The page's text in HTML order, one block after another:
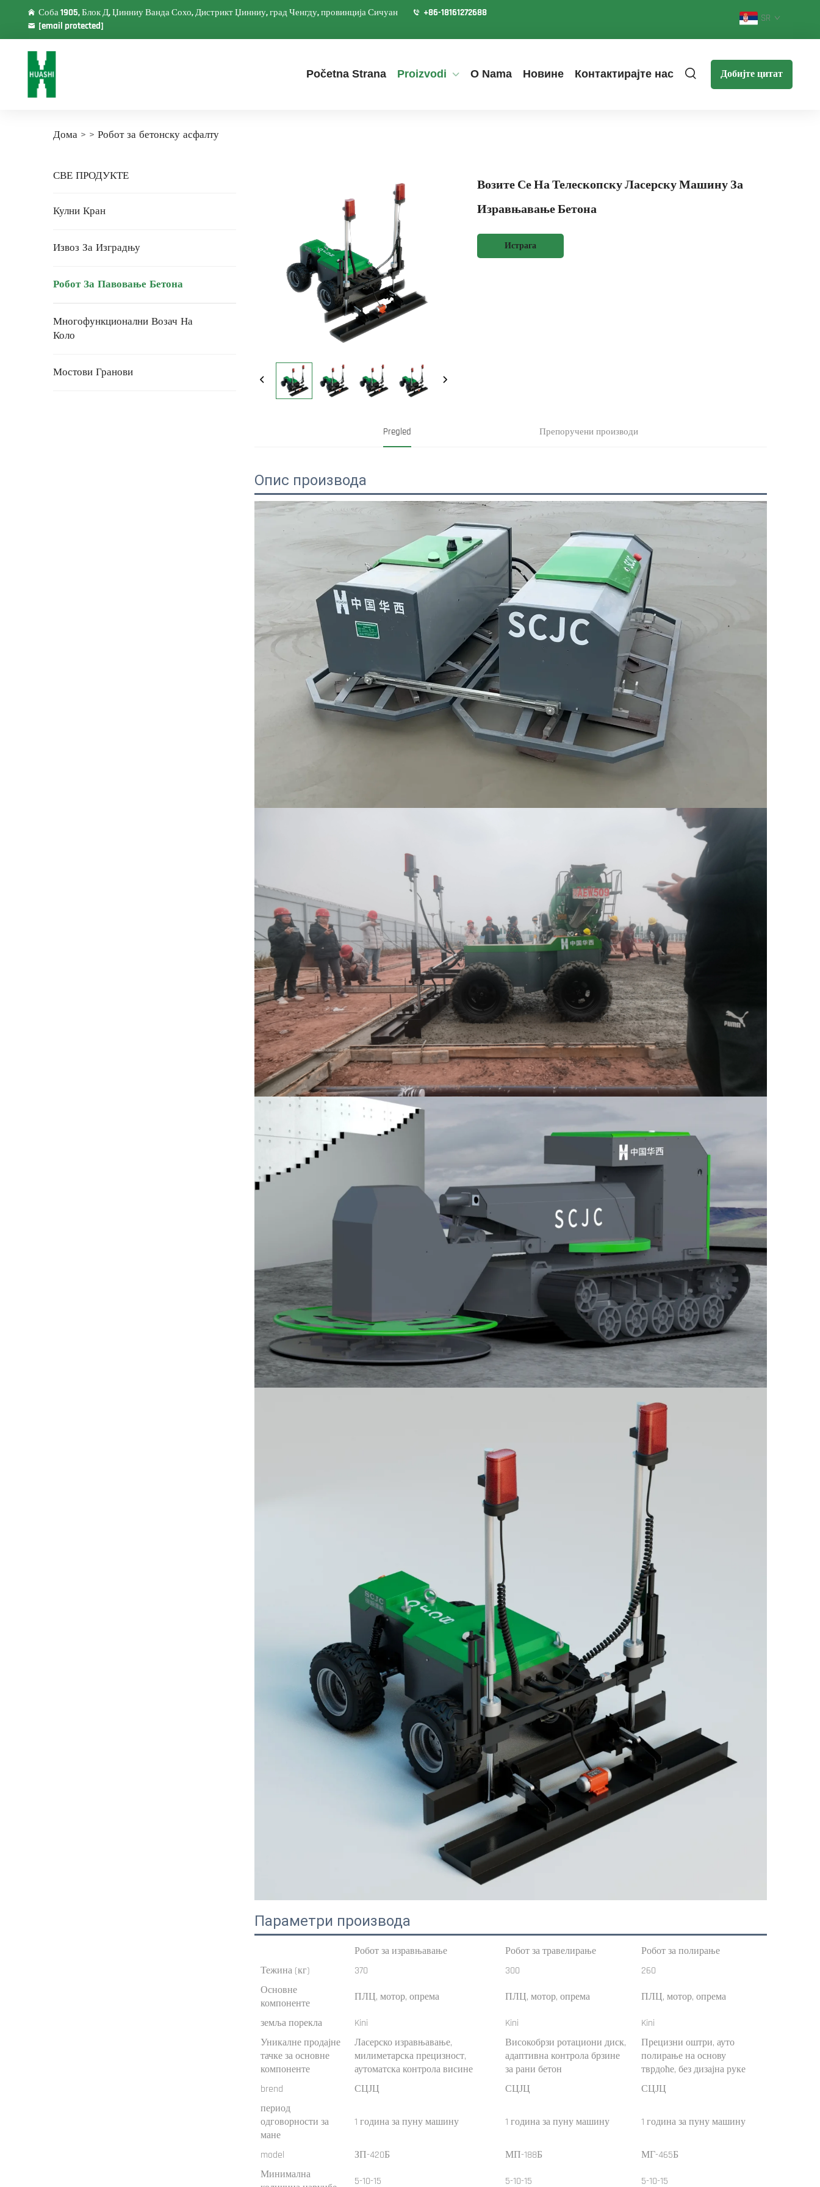
Соба 1905, Блок Д, Џинниу Ванда Сохо, Дистрикт Џинниу, град Ченгду, провинција Сичуан
+86-18161272688
[email protected]
SR
Početna Strana Proizvodi O Nama Новине Контактирајте нас Добијте цитат
Дома > > Робот за бетонску асфалту
СВЕ ПРОДУКТЕ
Кулни Кран
Извоз За Изградњу
Робот За Павовање Бетона
Многофункционални Возач На
Коло
Мостови Гранови
Возите Се На Телескопску Ласерску Машину За
Изравњавање Бетона
Истрага
Pregled Препоручени производи
Опис производа
Параметри производа
Робот за изравњавање Робот за травелирање
Робот за полирање
Тежина (кг)
370 300
260
Основне
компоненте
ПЛЦ, мотор, опрема ПЛЦ, мотор, опрема ПЛЦ, мотор, опрема
земља порекла Kini Kini
Kini
Уникалне продајне
тачке за основне
компоненте
Ласерско изравњавање,
милиметарска прецизност,
аутоматска контрола висине
Високобрзи ротациони диск,
адаптивна контрола брзине
за рани бетон
Прецизни оштри, ауто
полирање на основу
тврдоће, без дизајна руке
brend
СЦЈЦ СЦЈЦ
СЦЈЦ
период
одговорности за
мане
1 година за пуну машину 1 година за пуну машину 1 година за пуну машину
model ЗП-420Б МП-188Б
МГ-465Б
Минимална
5-10-15 5-10-15 5-10-15